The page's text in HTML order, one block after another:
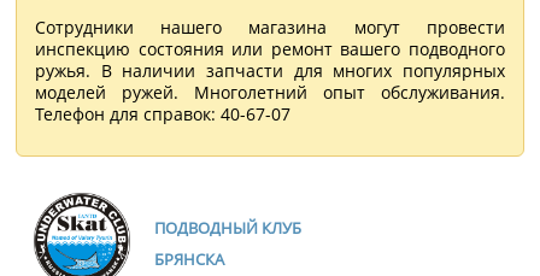
Сотрудники нашего магазина могут провести
инспекцию состояния или ремонт вашего подводного
ружья. В наличии запчасти для многих популярных
моделей ружей. Многолетний опыт обслуживания.
Телефон для справок: 40-67-07
ПОДВОДНЫЙ КЛУБ
БРЯНСКА